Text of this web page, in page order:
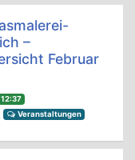
–
Februar
Veranstaltungen